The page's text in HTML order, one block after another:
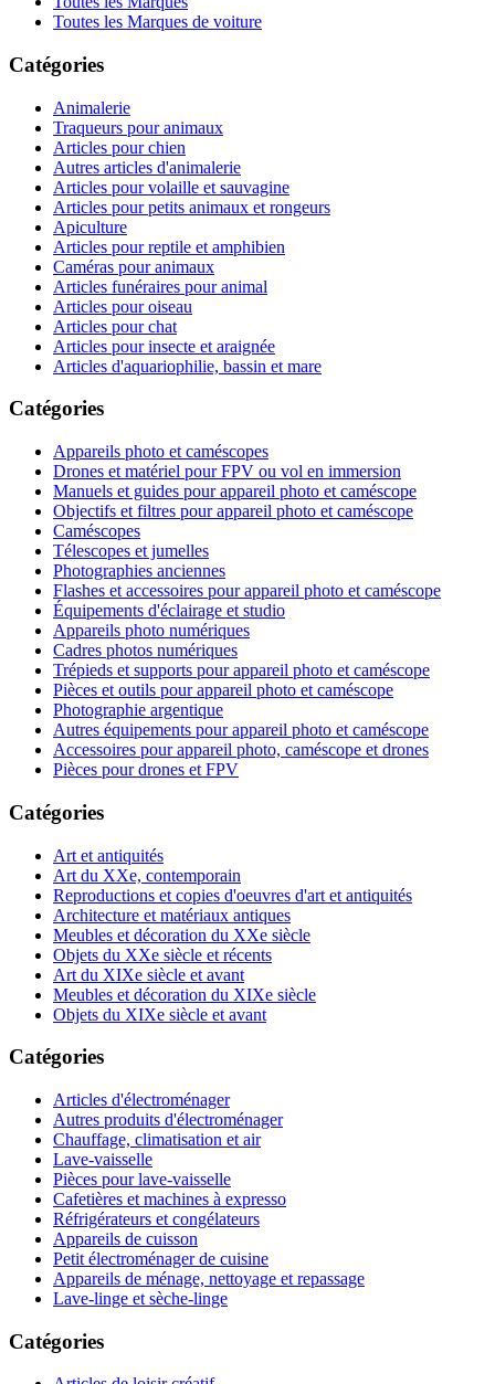
Toutes les Marques de voiture
Catégories
Animalerie
Traqueurs pour animaux
Articles pour chien
Autres articles d'animalerie
Articles pour volaille et sauvagine
Articles pour petits animaux et rongeurs
Apiculture
Articles pour reptile et amphibien
Caméras pour animaux
Articles funéraires pour animal
Articles pour oiseau
Articles pour chat
Articles pour insecte et araignée
Articles d'aquariophilie, bassin et mare
Catégories
Appareils photo et caméscopes
Drones et matériel pour FPV ou vol en immersion
Manuels et guides pour appareil photo et caméscope
Objectifs et filtres pour appareil photo et caméscope
Caméscopes
Télescopes et jumelles
Photographies anciennes
Flashes et accessoires pour appareil photo et caméscope
Équipements d'éclairage et studio
Appareils photo numériques
Cadres photos numériques
Trépieds et supports pour appareil photo et caméscope
Pièces et outils pour appareil photo et caméscope
Photographie argentique
Autres équipements pour appareil photo et caméscope
Accessoires pour appareil photo, caméscope et drones
Pièces pour drones et FPV
Catégories
Art et antiquités
Art du XXe, contemporain
Reproductions et copies d'oeuvres d'art et antiquités
Architecture et matériaux antiques
Meubles et décoration du XXe siècle
Objets du XXe siècle et récents
Art du XIXe siècle et avant
Meubles et décoration du XIXe siècle
Objets du XIXe siècle et avant
Catégories
Articles d'électroménager
Autres produits d'électroménager
Chauffage, climatisation et air
Lave-vaisselle
Pièces pour lave-vaisselle
Cafetières et machines à expresso
Réfrigérateurs et congélateurs
Appareils de cuisson
Petit électroménager de cuisine
Appareils de ménage, nettoyage et repassage
Lave-linge et sèche-linge
Catégories